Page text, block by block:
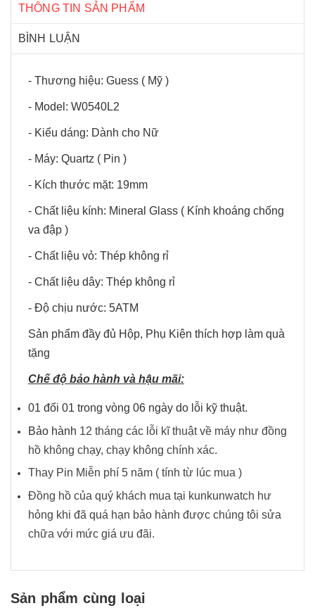
THÔNG TIN SẢN PHẨM
BÌNH LUẬN
- Thương hiệu: Guess ( Mỹ )
- Model: W0540L2
- Kiểu dáng: Dành cho Nữ
- Máy: Quartz ( Pin )
- Kích thước mặt: 19mm
- Chất liệu kính: Mineral Glass ( Kính khoáng chống
va đập )
- Chất liệu vỏ: Thép không rỉ
- Chất liệu dây: Thép không rỉ
- Độ chịu nước: 5ATM
Sản phẩm đầy đủ Hộp, Phụ Kiện thích hợp làm quà
tặng
Chế độ bảo hành và hậu mãi:
01 đổi 01 trong vòng 06 ngày do lỗi kỹ thuật.
Bảo hành 12 tháng các lỗi kĩ thuật về máy như đồng
hồ không chạy, chạy không chính xác.
Thay Pin Miễn phí 5 năm ( tính từ lúc mua )
Đồng hồ của quý khách mua tại kunkunwatch hư
hỏng khi đã quá hạn bảo hành được chúng tôi sửa
chữa với mức giá ưu đãi.
Sản phẩm cùng loại